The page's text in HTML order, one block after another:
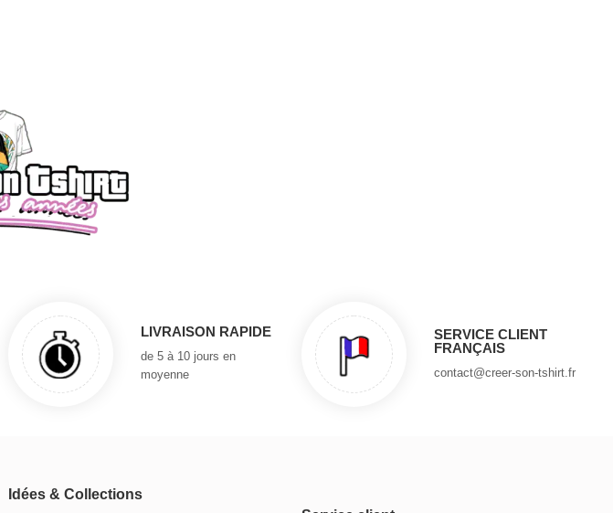
LIVRAISON RAPIDE
de 5 à 10 jours en
moyenne
SERVICE CLIENT
FRANÇAIS
contact@creer-son-tshirt.fr
Idées & Collections